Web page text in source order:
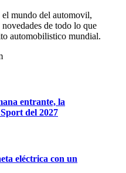
el mundo del automovil,
de todo lo que
automobilistico mundial.
entrante, la
del 2027
eléctrica con un